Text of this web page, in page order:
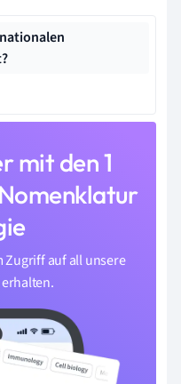
mit den 1
Zugriff auf all unsere